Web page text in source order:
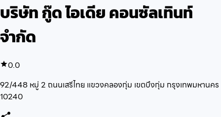
บริษัท กู๊ด ไอเดีย คอนซัลเทินท์
จำกัด
0.0
92/448 หมู่ 2 ถนนเสรีไทย แขวงคลองกุ่ม เขตบึงกุ่ม กรุงเทพมหานคร
10240